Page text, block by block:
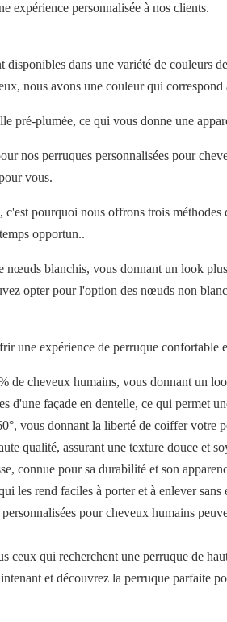
expérience personnalisée à nos clients.
disponibles dans une variété de
nous avons une couleur qui correspond
pré-plumée, ce qui vous donne une
nos perruques personnalisées pour
vous.
pourquoi nous offrons trois
opportun..
nœuds blanchis, vous donnant un look
opter pour l'option des nœuds non
une expérience de perruque confortable
de cheveux humains, vous donnant un
d'une façade en dentelle, ce qui permet
vous donnant la liberté de coiffer votre
qualité, assurant une texture douce et
connue pour sa durabilité et son
les rend faciles à porter et à enlever
pour cheveux humains
qui recherchent une perruque de
et découvrez la perruque parfaite